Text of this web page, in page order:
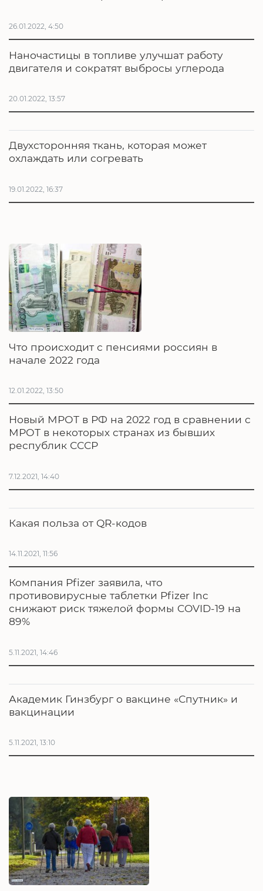
26.01.2022, 4:50
Наночастицы в топливе улучшат работу
двигателя и сократят выбросы углерода
20.01.2022, 13:57
Двухсторонняя ткань, которая может
охлаждать или согревать
19.01.2022, 16:37
Что происходит с пенсиями россиян в
начале 2022 года
12.01.2022, 13:50
Новый МРОТ в РФ на 2022 год в сравнении с
МРОТ в некоторых странах из бывших
республик СССР
7.12.2021, 14:40
Какая польза от QR-кодов
14.11.2021, 11:56
Компания Pfizer заявила, что
противовирусные таблетки Pfizer Inc
снижают риск тяжелой формы COVID-19 на
89%
5.11.2021, 14:46
Академик Гинзбург о вакцине «Спутник» и
вакцинации
5.11.2021, 13:10